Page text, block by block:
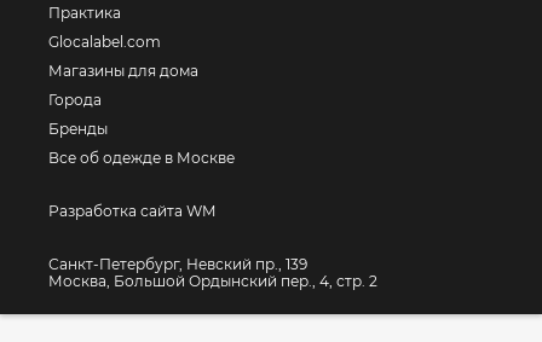
Практика
Glocalabel.com
Магазины для дома
Города
Бренды
Все об одежде в Москве
Разработка сайта WM
Санкт-Петербург, Невский пр., 139
Москва, Большой Ордынский пер., 4, стр. 2